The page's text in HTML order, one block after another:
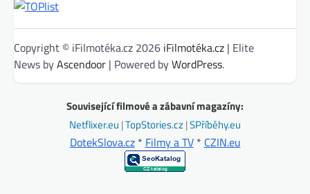
Copyright © iFilmotéka.cz 2026 iFilmotéka.cz | Elite
News byAscendoor | Powered byWordPress.
Související filmové a zábavní magazíny:
Netflixer.eu |TopStories.cz|SPříběhy.eu
DotekSlova.cz* Filmy a TV* CZIN.eu